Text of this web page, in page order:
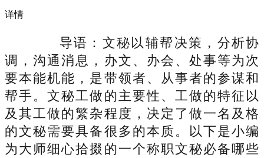
详情
导语：文秘以辅帮决策，分析协
调，沟通消息，办文、办会、处事等为次
要本能机能，是带领者、从事者的参谋和
帮手。文秘工做的主要性、工做的特征以
及其工做的繁杂程度，决定了做一名及格
的文秘需要具备很多的本质。以下是小编
为大师细心拾掇的一个称职文秘必备哪些